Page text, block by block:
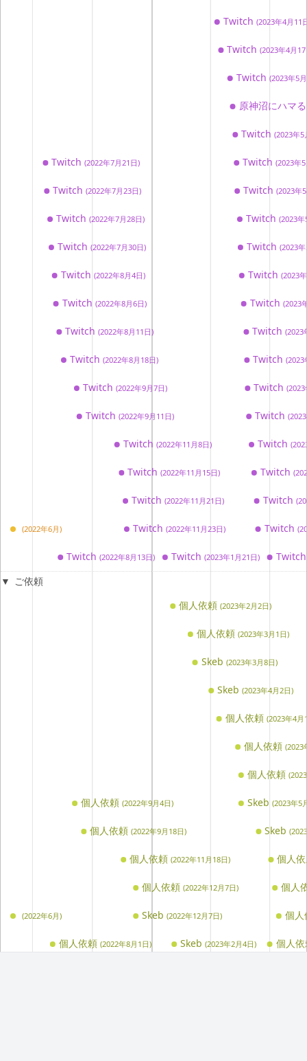
(2022年6月)
Twitch(2022年7月21日)
Twitch(2022年7月23日)
Twitch(2022年7月28日)
Twitch (2022年7月30日)
Twitch (2022年8月4日)
Twitch (2022年8月6日)
Twitch(2022年8月11日)
Twitch(2022年8月13日)
Twitch (2022年8月18日)
Twitch (2022年9月7日)
Twitch (2022年9月11日)
Twitch (2022年11月8日)
Twitch(2022年11月15日)
Twitch(2022年11月21日)
Twitch (2022年11月23日)
Twitch (2023年1月21日)
Twitch (2023年4月11
Twitch(2023年4月
Twitch (2023年5
原神沼にハマ
Twitch(2023年5
Twitch(2023年
Twitch(2023年
Twitch (2023
Twitch (2023
Twitch (2023
Twitch (2023
Twitch(2023
Twitch(2023
Twitch
Twitch
Twitch
Twitch
Twitch
Twitch
(2022年6月)
個人依頼 (2022年8月1日)
個人依頼(2022年9月4日)
個人依頼(2022年9月18日)
個人依頼(2022年11月18日)
個人依頼(2022年12月7日)
Skeb(2022年12月7日)
個人依頼(2023年2月2日)
Skeb(2023年2月4日)
個人依頼 (2023年3月1日)
Skeb (2023年3月8日)
Skeb(2023年4月2日)
個人依頼 (2023年4月
個人依頼(2023
個人依頼
Skeb (2023年5
Skeb
個人
個人
個
個人
ご依頼